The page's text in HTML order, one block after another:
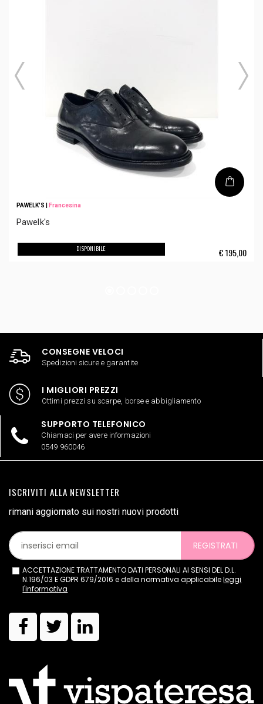
PAWELK'S Francesina
Pawelk's
€195,00
DISPONIBILE
CONSEGNE VELOCI
Spedizioni sicure e garantite
I MIGLIORI PREZZI
Ottimi prezzi su scarpe, borse e abbigliamento
SUPPORTO TELEFONICO
Chiamaci per avere informazioni
0549 960046
ISCRIVITI ALLA NEWSLETTER
rimani aggiornato sui nostri nuovi prodotti
REGISTRATI
ACCETTAZIONE TRATTAMENTO DATI PERSONALI AI SENSI DEL D.L.
N.196/03 E GDPR 679/2016 e della normativa applicabileleggi
l'informativa